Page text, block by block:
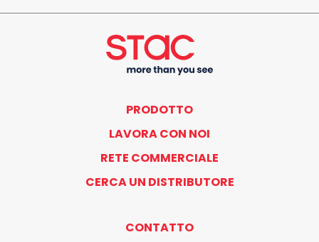
PRODOTTO
LAVORA CON NOI
RETE COMMERCIALE
CERCA UN DISTRIBUTORE
CONTATTO